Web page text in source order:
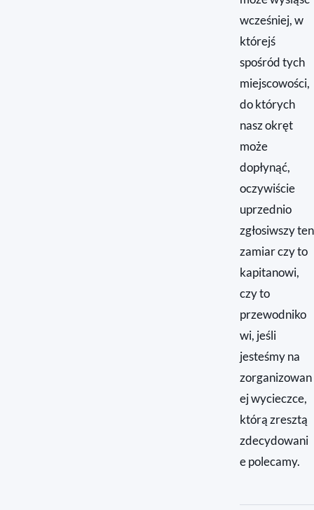
wcześniej, w
którejś
spośród tych
miejscowości,
do których
nasz okręt
może
dopłynąć,
oczywiście
uprzednio
zgłosiwszy ten
zamiar czy to
kapitanowi,
czy to
przewodniko
wi, jeśli
jesteśmy na
zorganizowan
ej wycieczce,
którą zresztą
zdecydowani
e polecamy.